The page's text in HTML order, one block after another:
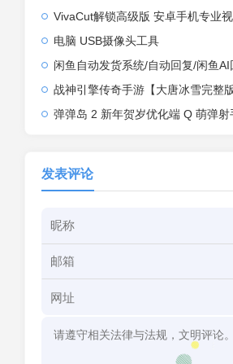
VivaCut解锁高级版 安卓手机专业视频编辑
电脑 USB摄像头工具
闲鱼自动发货系统/自动回复/闲鱼
战神引擎传奇手游【大唐冰雪完整版裤衩7.0免授权】2026整理特色服务端+寒冬之城+万
弹弹岛 2 新年贺岁优化端 Q 萌弹射手游 一键单机端 + Linux 手工端 +
发表评论